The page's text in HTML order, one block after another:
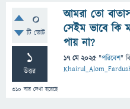
0
টি ভোট
1
উত্তর
310 বার দেখা হয়েছে
আমরা তো
সেইম ভাবে কি
পায় না?
17 মে 2025 "পরিবেশ"